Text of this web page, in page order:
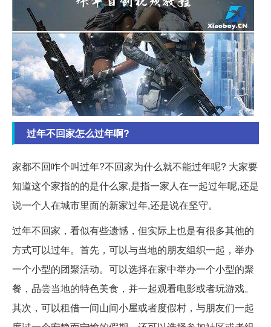
过年不回家怎么过年啊?
家都不回咋个叫过年?不回家为什么就不能过年呢? 大家要
知道这个家指的的是什么家,是指一家人在一起过年呢,还是
说一个人在城市里面的新家过年,还是说在坚守。
过年不回家，看似有些遗憾，但实际上也是有很多其他的
方式可以过年。首先，可以与当地的朋友组织一起，举办
一个小型的团聚活动。可以选择在家中举办一个小型的聚
餐，品尝当地的特色美食，并一起观看电影或者玩游戏。
其次，可以租借一间山间小屋或者度假村，与朋友们一起